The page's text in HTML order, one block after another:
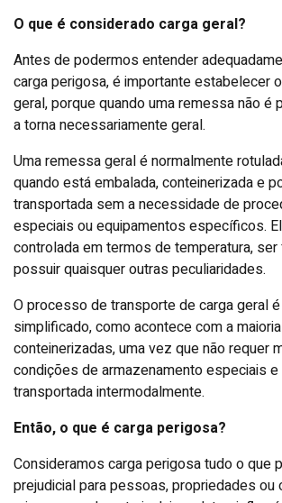
O que é considerado carga geral?
Antes de podermos entender
carga perigosa, é importante estabelecer
geral, porque quando uma remessa não é
a torna necessariamente geral.
Uma remessa geral é normalmente
quando está embalada, conteinerizada e
transportada sem a necessidade de
especiais ou equipamentos específicos.
controlada em termos de temperatura,
possuir quaisquer outras peculiaridades.
O processo de transporte de carga geral
simplificado, como acontece com a
conteinerizadas, uma vez que não requer
condições de armazenamento especiais
transportada intermodalmente.
Então, o que é carga perigosa?
Consideramos carga perigosa tudo o que
prejudicial para pessoas, propriedades ou